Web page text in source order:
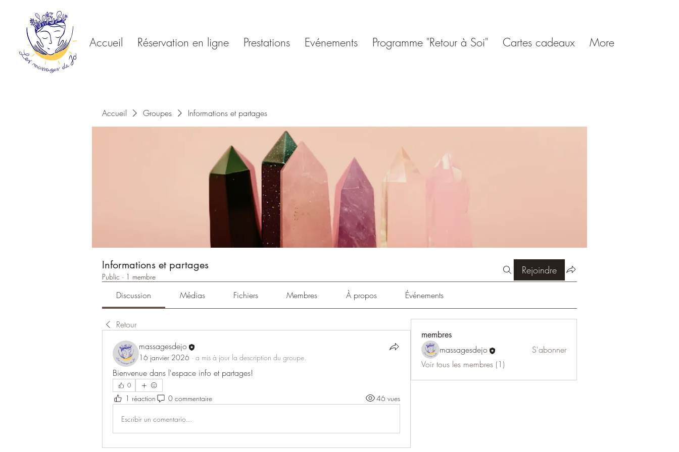
Accueil Réservation en ligne Prestations Evénements Programme "Retour à Soi" Cartes cadeaux More
Accueil Groupes Informations et partages
Informations et partages
Public · 1 membre
Rejoindre
Discussion Médias Fichiers Membres À propos Événements
Retour
massagesdejo
16 janvier 2026 · a mis à jour la description du groupe.
Bienvenue dans l'espace info et partages!
0
1 réaction 0 commentaire 46 vues
Escribir un comentario...
membres
massagesdejo
S'abonner
Voir tous les membres (1)